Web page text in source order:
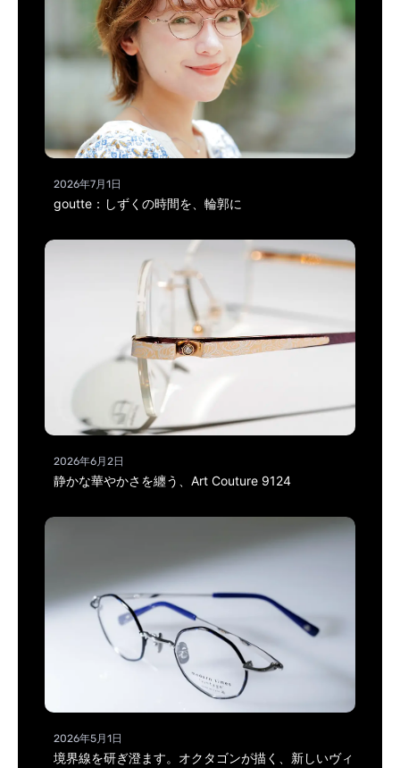
2026年7月1日
goutte：しずくの時間を、輪郭に
2026年6月2日
静かな華やかさを纏う、Art Couture 9124
2026年5月1日
境界線を研ぎ澄ます。オクタゴンが描く、新しいヴィ